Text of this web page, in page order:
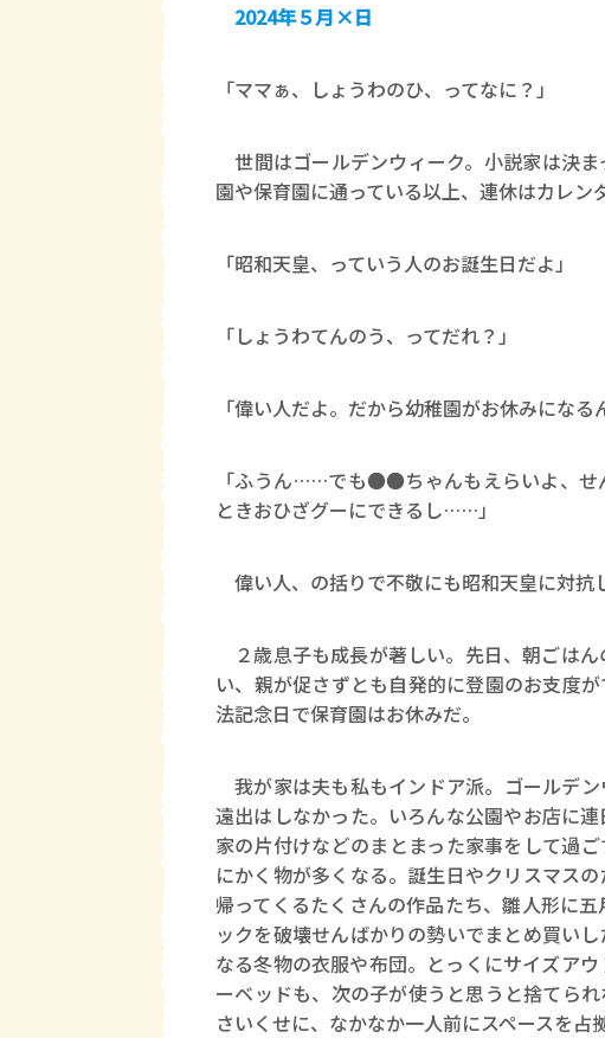
2024年５月×日
「ママぁ、しょうわのひ、ってなに？」
世間はゴールデンウィーク。小説家は決
園や保育園に通っている以上、連休はカレン
「昭和天皇、っていう人のお誕生日だよ」
「しょうわてんのう、ってだれ？」
「偉い人だよ。だから幼稚園がお休みになる
「ふうん……でも●●ちゃんもえらいよ、せ
ときおひざグーにできるし……」
偉い人、の括りで不敬にも昭和天皇に対抗
２歳息子も成長が著しい。先日、朝ごは
い、親が促さずとも自発的に登園のお支
法記念日で保育園はお休みだ。
我が家は夫も私もインドア派。ゴールデ
遠出はしなかった。いろんな公園やお店に
家の片付けなどのまとまった家事をして過
にかく物が多くなる。誕生日やクリスマス
帰ってくるたくさんの作品たち、雛人形に
ックを破壊せんばかりの勢いでまとめ買い
なる冬物の衣服や布団。とっくにサイズア
ーベッドも、次の子が使うと思うと捨てら
さいくせに、なかなか一人前にスペースを